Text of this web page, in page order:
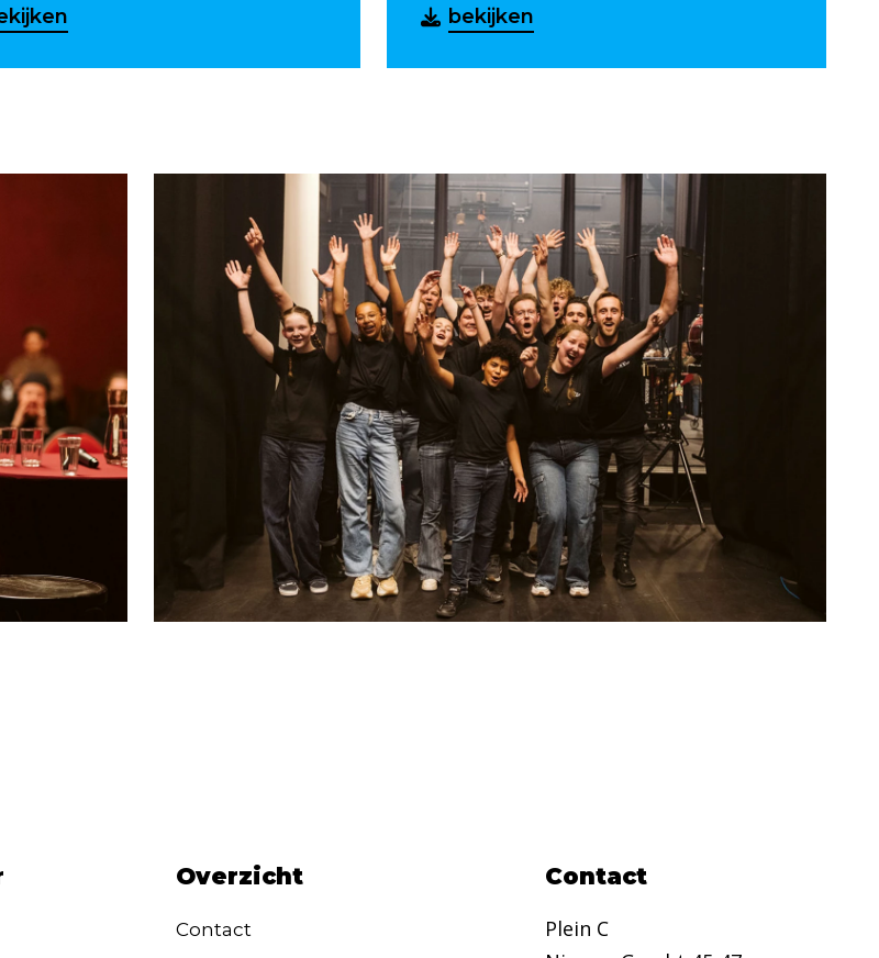
bekijken
Overzicht
Contact
Contact
Plein C